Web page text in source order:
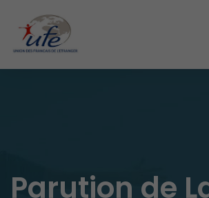
Parution de